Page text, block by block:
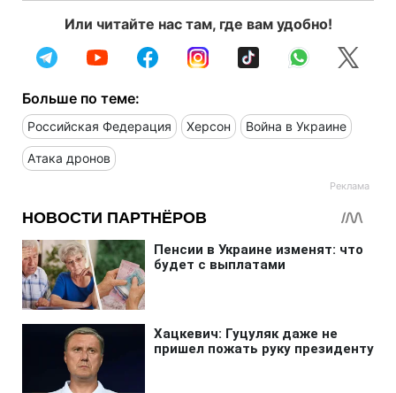
Или читайте нас там, где вам удобно!
Больше по теме:
Российская Федерация Херсон Война в Украине
Атака дронов